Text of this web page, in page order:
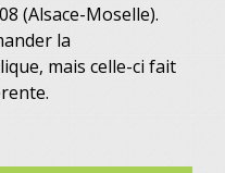
(Alsace-Moselle).
la
mais celle-ci fait